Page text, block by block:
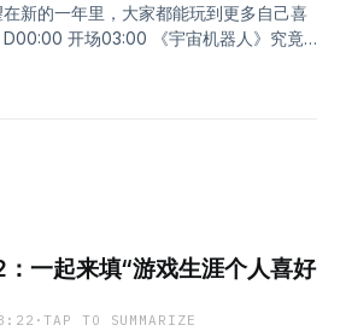
新的一年里，大家都能玩到更多自己喜
开场03:00 《宇宙机器人》究竟
不是任系平台跳跃的竞品，更像是
神续作16:13 喜欢索尼旗下各个IP角色的
31:20 平台跳跃的关卡设计和特色技能的
UI和独具特色的玩法式交互44:13 小机器
们最喜欢的关卡为切入点，聊聊本作的
的不足之处68:14 无论如何，本作真的
从玩家和从业者的角度分别聊聊，
评委的青睐？数毛社评测《宇宙机器
D老师提到的Swen为年度最佳游戏颁奖
一起来填“游戏生涯个人喜好
·TAP TO SUMMARIZE